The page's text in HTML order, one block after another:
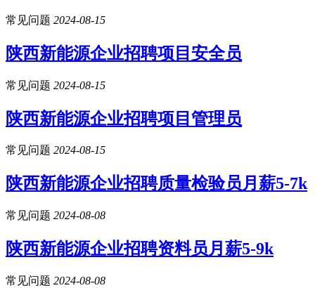
常见问题 2024-08-15
陕西新能源企业招聘项目安全员
常见问题 2024-08-15
陕西新能源企业招聘项目管理员
常见问题 2024-08-15
陕西新能源企业招聘质量检验员月薪5-7k
常见问题 2024-08-08
陕西新能源企业招聘资料员月薪5-9k
常见问题 2024-08-08